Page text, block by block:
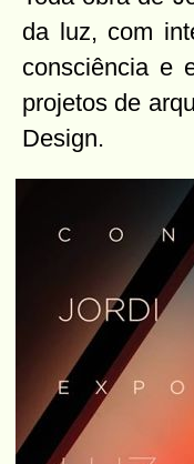
da luz, com
consciência e
projetos de
Design.